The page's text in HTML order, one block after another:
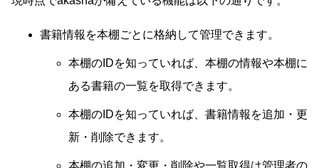
書籍情報を本棚ごとに格納して管理できます。
本棚のIDを知っていれば、本棚の情報や本棚に
ある書籍の一覧を取得できます。
本棚のIDを知っていれば、書籍情報を追加・更
新・削除できます。
本棚の追加・変更・削除や一覧取得は管理者の